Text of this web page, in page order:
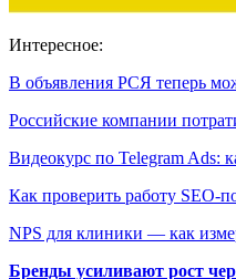
Интересное:
В объявления РСЯ теперь
Российские компании
Видеокурс по Telegram Ads:
Как проверить работу SEO-
NPS для клиники — как
Бренды усиливают рост